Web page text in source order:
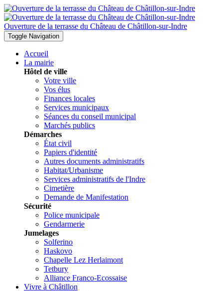
Ouverture de la terrasse du Château de Châtillon-sur-Indre
Toggle Navigation
Accueil
La mairie
Hôtel de ville
Votre ville
Vos élus
Finances locales
Services municipaux
Séances du conseil municipal
Marchés publics
Démarches
État civil
Papiers d'identité
Autres documents administratifs
Habitat/Urbanisme
Services administratifs de l'Indre
Cimetière
Demande de Manifestation
Sécurité
Police municipale
Gendarmerie
Jumelages
Solferino
Haskovo
Chapelle Lez Herlaimont
Tetbury
Alliance Franco-Ecossaise
Vivre à Châtillon